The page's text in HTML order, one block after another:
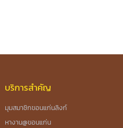
บริการสำคัญ
มุมสมาชิกขอนแก่นลิงก์
หางาน@ขอนแก่น